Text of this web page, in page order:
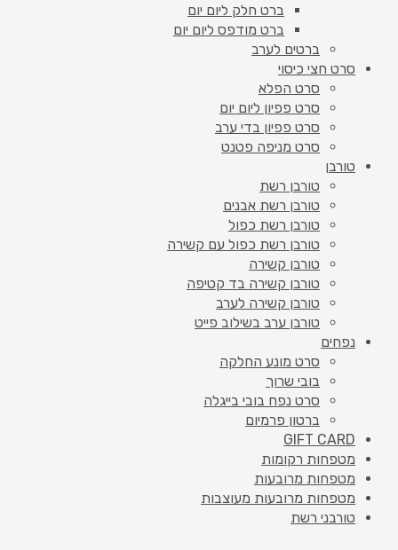
ברט חלק ליום יום
ברט מודפס ליום יום
ברטים לערב
סרט חצי כיסוי
סרט הפלא
סרט פפיון ליום יום
סרט פפיון בדי ערב
סרט מניפה פטנט
טורבן
טורבן רשת
טורבן רשת אבנים
טורבן רשת כפול
טורבן רשת כפול עם קשירה
טורבן קשירה
טורבן קשירה בד קטיפה
טורבן קשירה לערב
טורבן ערב בשילוב פייט
נפחים
סרט מונע החלקה
בובי שרוך
סרט נפח בובי בייגלה
ברטון פרמיום
GIFT CARD
מטפחות רקומות
מטפחות מרובעות
מטפחות מרובעות מעוצבות
טורבני רשת